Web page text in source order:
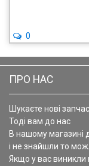
0
ПРО НАС
Шукаєте нові
Тоді вам до нас
В нашому магазині
і не знайшли то
Якщо у вас виникли